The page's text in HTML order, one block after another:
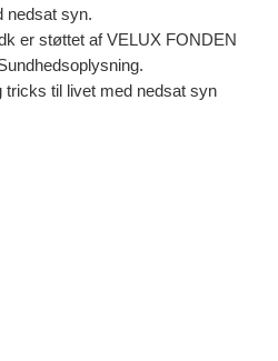
nedsat syn.
er støttet af VELUX FONDEN
tricks til livet med nedsat syn